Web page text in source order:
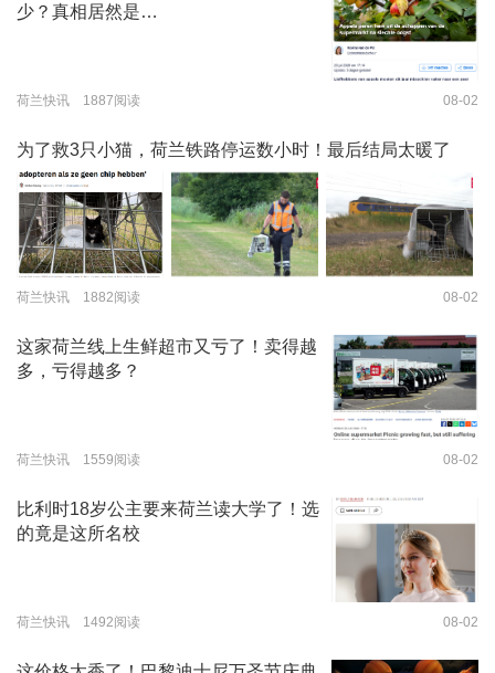
少？真相居然是…
荷兰快讯 1887阅读 08-02
为了救3只小猫，荷兰铁路停运数小时！最后结局太暖了
荷兰快讯 1882阅读 08-02
这家荷兰线上生鲜超市又亏了！卖得越
多，亏得越多？
荷兰快讯 1559阅读 08-02
比利时18岁公主要来荷兰读大学了！选
的竟是这所名校
荷兰快讯 1492阅读 08-02